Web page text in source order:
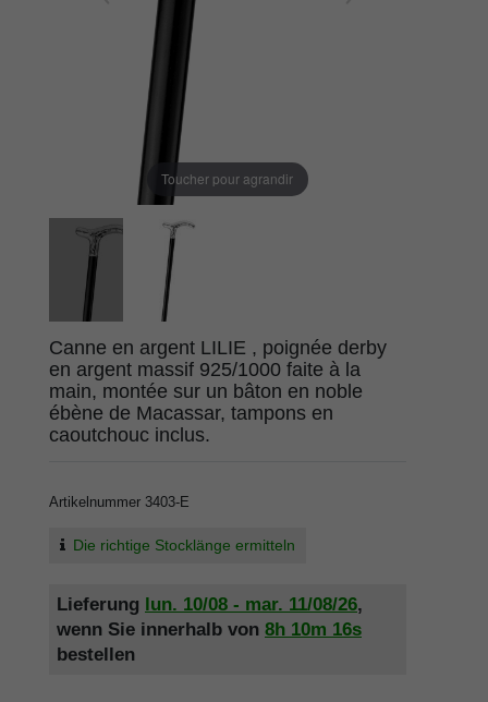
Toucher pour agrandir
Canne en argent LILIE , poignée derby
en argent massif 925/1000 faite à la
main, montée sur un bâton en noble
ébène de Macassar, tampons en
caoutchouc inclus.
Artikelnummer 3403-E
Die richtige Stocklänge ermitteln
Lieferung lun. 10/08 - mar. 11/08/26,
wenn Sie innerhalb von 8h 10m 16s
bestellen